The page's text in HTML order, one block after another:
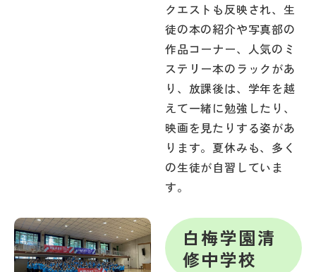
運営会社
クエストも反映され、生
徒の本の紹介や写真部の
作品コーナー、人気のミ
ステリー本のラックがあ
り、放課後は、学年を越
えて一緒に勉強したり、
映画を見たりする姿があ
ります。夏休みも、多く
の生徒が自習していま
す。
白梅学園清
修中学校